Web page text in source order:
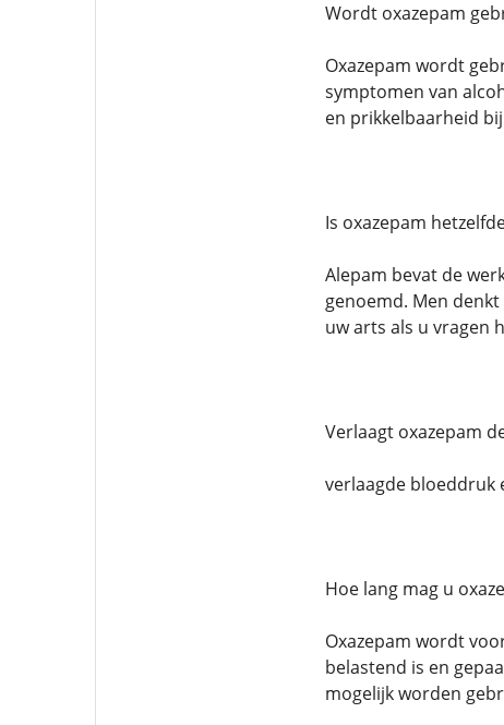
Wordt oxazepam
Oxazepam wordt
symptomen van
en prikkelbaarheid
Is oxazepam
Alepam bevat de
genoemd. Men
uw arts als u vragen
Verlaagt oxazepam
verlaagde bloeddruk
Hoe lang mag u
Oxazepam wordt
belastend is en
mogelijk worden